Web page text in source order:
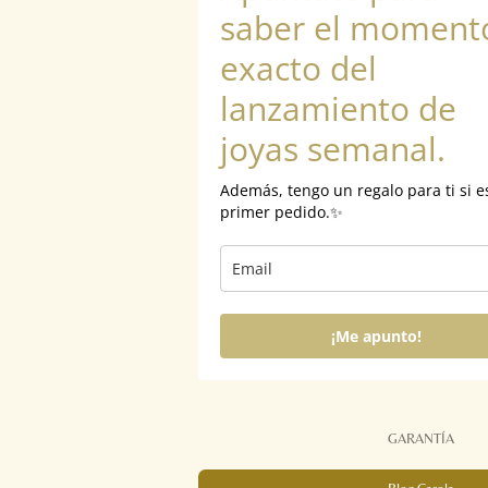
saber el
exacto del
lanzamiento de
joyas semanal.
Además, tengo un regalo para ti si
primer pedido.✨
¡Me apunto!
GARANTÍA